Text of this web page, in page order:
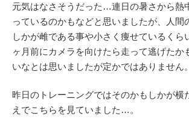
元気はなさそうだった…連日の暑さから熱
っているのかもなどと思いましたが、人間
しかが雌である事や小さく痩せているくら
ヶ月前にカメラを向けたら走って逃げたか
いなとは思いましたが定かではありません。
昨日のトレーニングではそのかもしかが横
えでこちらを見ていました…。